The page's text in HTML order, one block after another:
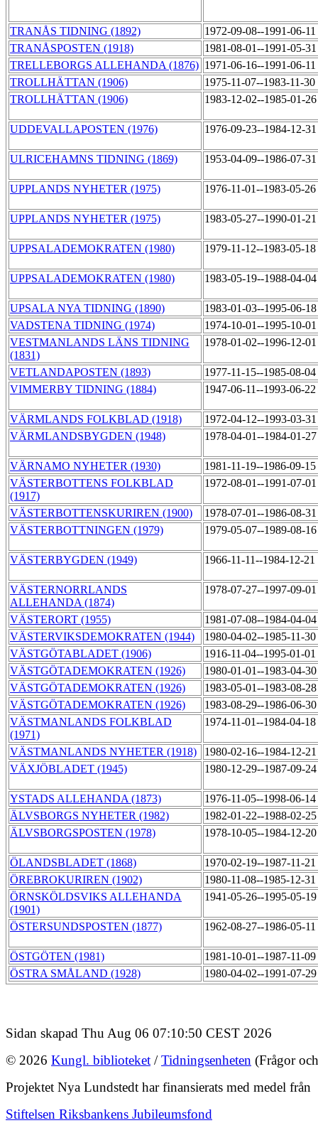
TRANÅS TIDNING (1892)
1972-09-08--1991-06-11
TRANÅSPOSTEN (1918)
1981-08-01--1991-05-
TRELLEBORGS ALLEHANDA (1876) 1971-06-16--1991-06-11
TROLLHÄTTAN (1906)
1975-11-07--1983-11-30
TROLLHÄTTAN (1906)
1983-12-02--1985-01-
UDDEVALLAPOSTEN (1976) 1976-09-23--1984-12-
ULRICEHAMNS TIDNING (1869) 1953-04-09--1986-07-
UPPLANDS NYHETER (1975) 1976-11-01--1983-05-26
UPPLANDS NYHETER (1975) 1983-05-27--1990-01-
UPPSALADEMOKRATEN (1980) 1979-11-12--1983-05-18
UPPSALADEMOKRATEN (1980) 1983-05-19--1988-04-
UPSALA NYA TIDNING (1890)
1983-01-03--1995-06-
VADSTENA TIDNING (1974)
1974-10-01--1995-10-
VESTMANLANDS LÄNS TIDNING
(1831)
1978-01-02--1996-12-
VETLANDAPOSTEN (1893)
1977-11-15--1985-08-04
VIMMERBY TIDNING (1884)
1947-06-11--1993-06-22
VÄRMLANDS FOLKBLAD (1918)
1972-04-12--1993-03-
VÄRMLANDSBYGDEN (1948)
1978-04-01--1984-01-
VÄRNAMO NYHETER (1930)
1981-11-19--1986-09-15
VÄSTERBOTTENS FOLKBLAD
(1917)
1972-08-01--1991-07-
VÄSTERBOTTENSKURIREN (1900)
1978-07-01--1986-08-
VÄSTERBOTTNINGEN (1979)
1979-05-07--1989-08-
VÄSTERBYGDEN (1949) 1966-11-11--1984-12-21
VÄSTERNORRLANDS
ALLEHANDA (1874)
1978-07-27--1997-09-
VÄSTERORT (1955)
1981-07-08--1984-04-
VÄSTERVIKSDEMOKRATEN (1944)
1980-04-02--1985-11-30
VÄSTGÖTABLADET (1906)
1916-11-04--1995-01-01
VÄSTGÖTADEMOKRATEN (1926)
1980-01-01--1983-04-
VÄSTGÖTADEMOKRATEN (1926)
1983-05-01--1983-08-
VÄSTGÖTADEMOKRATEN (1926)
1983-08-29--1986-06-
VÄSTMANLANDS FOLKBLAD
(1971)
1974-11-01--1984-04-18
VÄSTMANLANDS NYHETER (1918)
1980-02-16--1984-12-
VÄXJÖBLADET (1945)
1980-12-29--1987-09-
YSTADS ALLEHANDA (1873)
1976-11-05--1998-06-14
ÄLVSBORGS NYHETER (1982)
1982-01-22--1988-02-
ÄLVSBORGSPOSTEN (1978)
1978-10-05--1984-12-
ÖLANDSBLADET (1868)
1970-02-19--1987-11-21
ÖREBROKURIREN (1902)
1980-11-08--1985-12-31
ÖRNSKÖLDSVIKS ALLEHANDA
(1901)
1941-05-26--1995-05-
ÖSTERSUNDSPOSTEN (1877) 1962-08-27--1986-05-11
ÖSTGÖTEN (1981)
1981-10-01--1987-11-09
ÖSTRA SMÅLAND (1928)
1980-04-02--1991-07-
Sidan skapad Thu Aug 06 07:10:50 CEST 2026
© 2026 Kungl. biblioteket /Tidningsenheten (Frågor
Projektet Nya Lundstedt har finansierats med medel från
Stiftelsen Riksbankens Jubileumsfond